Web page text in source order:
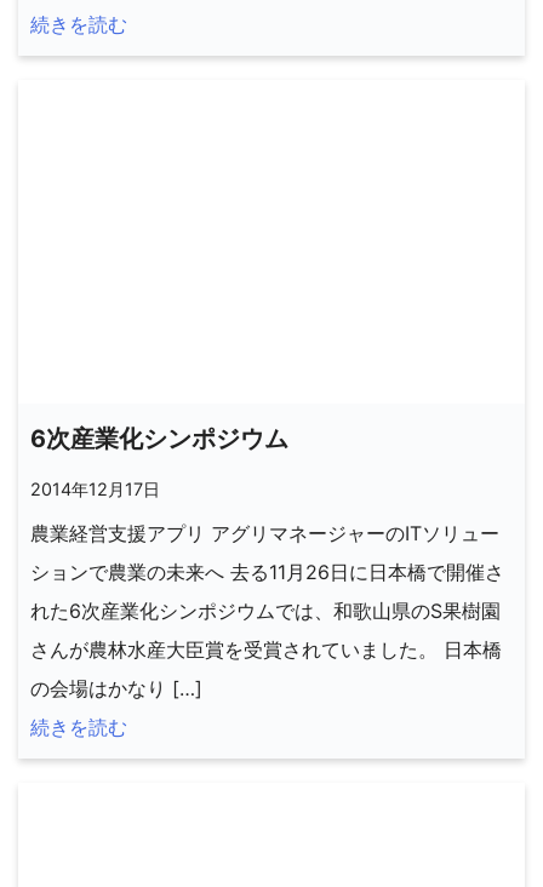
続きを読む
6次産業化シンポジウム
2014年12月17日
農業経営支援アプリ アグリマネージャーのITソリュー
ションで農業の未来へ 去る11月26日に日本橋で開催さ
れた6次産業化シンポジウムでは、和歌山県のS果樹園
さんが農林水産大臣賞を受賞されていました。 日本橋
の会場はかなり […]
続きを読む